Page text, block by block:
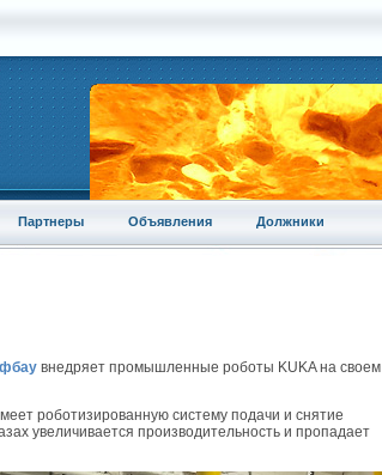
Партнеры Объявления Должники
внедряет промышленные роботы KUKA на своем
роботизированную систему подачи и снятие
увеличивается производительность и пропадает